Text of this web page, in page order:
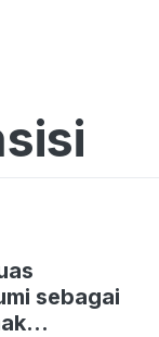
sebagai